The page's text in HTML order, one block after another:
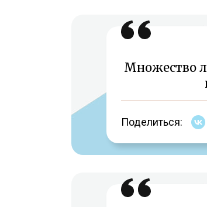
Множество
Поделиться: